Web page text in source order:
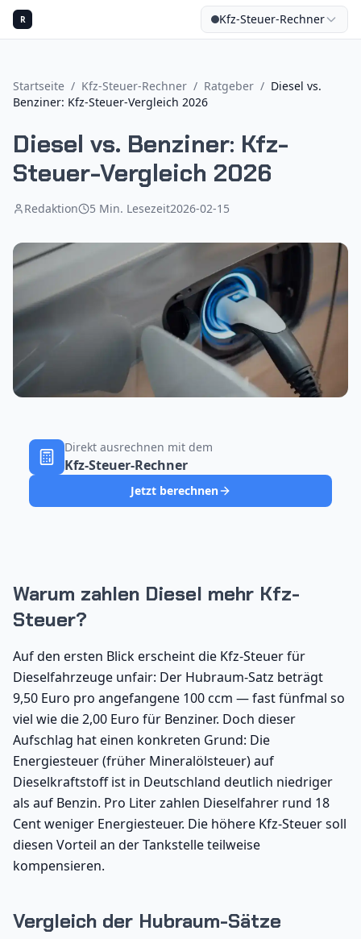
R Kfz-Steuer-Rechner
Startseite / Kfz-Steuer-Rechner / Ratgeber / Diesel vs.
Benziner: Kfz-Steuer-Vergleich 2026
Diesel vs. Benziner: Kfz-
Steuer-Vergleich 2026
Redaktion 5 Min. Lesezeit2026-02-15
Direkt ausrechnen mit dem
Kfz-Steuer-Rechner
Jetzt berechnen
Warum zahlen Diesel mehr Kfz-
Steuer?
Auf den ersten Blick erscheint die Kfz-Steuer für
Dieselfahrzeuge unfair: Der Hubraum-Satz beträgt
9,50 Euro pro angefangene 100 ccm — fast fünfmal so
viel wie die 2,00 Euro für Benziner. Doch dieser
Aufschlag hat einen konkreten Grund: Die
Energiesteuer (früher Mineralölsteuer) auf
Dieselkraftstoff ist in Deutschland deutlich niedriger
als auf Benzin. Pro Liter zahlen Dieselfahrer rund 18
Cent weniger Energiesteuer. Die höhere Kfz-Steuer soll
diesen Vorteil an der Tankstelle teilweise
kompensieren.
Vergleich der Hubraum-Sätze